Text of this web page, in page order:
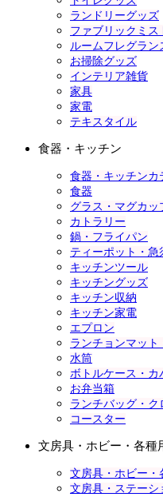
ランドリーグッズ
ファブリックミス
ルームフレグラン
お掃除グッズ
インテリア雑貨
家具
家電
テキスタイル
食器・キッチン
食器・キッチンカ
食器
グラス・マグカッ
カトラリー
鍋・フライパン
ティーポット・急
キッチンツール
キッチングッズ
キッチン収納
キッチン家電
エプロン
ランチョンマット
水筒
ボトルケース・カ
お弁当箱
ランチバッグ・ク
コースター
文房具・ホビー・各種
文房具・ホビー・
文房具・ステーシ